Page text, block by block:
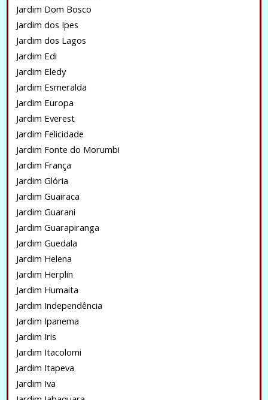
Jardim Dom Bosco
Jardim dos Ipes
Jardim dos Lagos
Jardim Edi
Jardim Eledy
Jardim Esmeralda
Jardim Europa
Jardim Everest
Jardim Felicidade
Jardim Fonte do Morumbi
Jardim França
Jardim Glória
Jardim Guairaca
Jardim Guarani
Jardim Guarapiranga
Jardim Guedala
Jardim Helena
Jardim Herplin
Jardim Humaita
Jardim Independência
Jardim Ipanema
Jardim Iris
Jardim Itacolomi
Jardim Itapeva
Jardim Iva